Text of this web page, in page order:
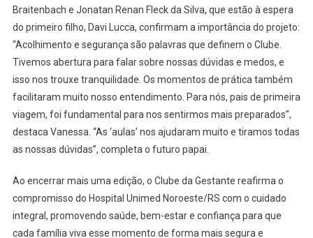
Braitenbach e Jonatan Renan Fleck da Silva, que estão à espera
do primeiro filho, Davi Lucca, confirmam a importância do projeto:
“Acolhimento e segurança são palavras que definem o Clube.
Tivemos abertura para falar sobre nossas dúvidas e medos, e
isso nos trouxe tranquilidade. Os momentos de prática também
facilitaram muito nosso entendimento. Para nós, pais de primeira
viagem, foi fundamental para nos sentirmos mais preparados”,
destaca Vanessa. “As ‘aulas’ nos ajudaram muito e tiramos todas
as nossas dúvidas”, completa o futuro papai.
Ao encerrar mais uma edição, o Clube da Gestante reafirma o
compromisso do Hospital Unimed Noroeste/RS com o cuidado
integral, promovendo saúde, bem-estar e confiança para que
cada família viva esse momento de forma mais segura e